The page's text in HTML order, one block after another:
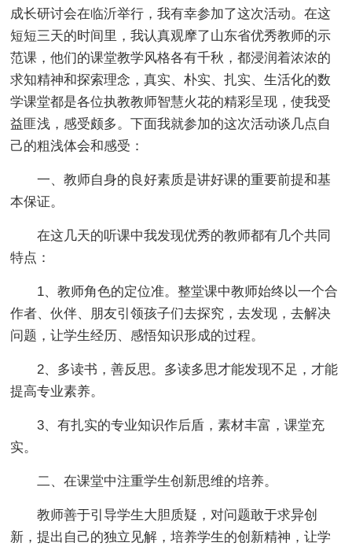
成长研讨会在临沂举行，我有幸参加了这次活动。在这
短短三天的时间里，我认真观摩了山东省优秀教师的示
范课，他们的课堂教学风格各有千秋，都浸润着浓浓的
求知精神和探索理念，真实、朴实、扎实、生活化的数
学课堂都是各位执教教师智慧火花的精彩呈现，使我受
益匪浅，感受颇多。下面我就参加的这次活动谈几点自
己的粗浅体会和感受：
一、教师自身的良好素质是讲好课的重要前提和基
本保证。
在这几天的听课中我发现优秀的教师都有几个共同
特点：
1、教师角色的定位准。整堂课中教师始终以一个合
作者、伙伴、朋友引领孩子们去探究，去发现，去解决
问题，让学生经历、感悟知识形成的过程。
2、多读书，善反思。多读多思才能发现不足，才能
提高专业素养。
3、有扎实的专业知识作后盾，素材丰富，课堂充
实。
二、在课堂中注重学生创新思维的培养。
教师善于引导学生大胆质疑，对问题敢于求异创
新，提出自己的独立见解，培养学生的创新精神，让学